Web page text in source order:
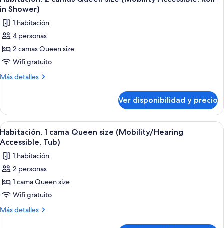
cama
(Mobility/Hearing
Accessible,
Tub)
King
con
sofá
(Mobility/Hearing
Accessible,
todas
las
fotos
de
Habitación,
2
camas
(Mobility
Accessible,
Roll-
in
Shower)
in Shower)
1 habitación
4 personas
2 camas Queen size
Wifi gratuito
Más detalles
Más
2
camas
Queen
size
Accessible,
Roll-
Shower)
Ver disponibilidad y precio
Ver
todas
las
fotos
de
Habitación,
1
cama
Habitación de hotel con una cama
4
Habitación, 1 cama Queen size (Mobility/Hearing
Accessible, Tub)
1 habitación
2 personas
1 cama Queen size
Wifi gratuito
Más detalles
Más